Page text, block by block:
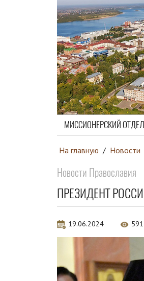
МИССИОНЕРСКИЙ ОТДЕЛ
На главную / Новости
Новости Православия
ПРЕЗИДЕНТ
19.06.2024 591